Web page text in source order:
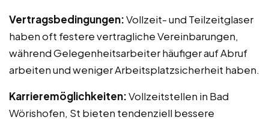
Vertragsbedingungen:Vollzeit- und Teilzeitglaser
haben oft festere vertragliche Vereinbarungen,
während Gelegenheitsarbeiter häufiger auf Abruf
arbeiten und weniger Arbeitsplatzsicherheit haben.
Karrieremöglichkeiten:Vollzeitstellen in Bad
Wörishofen, St bieten tendenziell bessere